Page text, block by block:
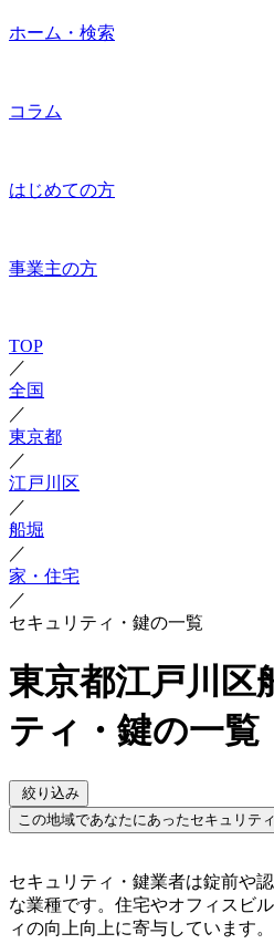
ホーム・検索
コラム
はじめての方
事業主の方
TOP
／
全国
／
東京都
／
江戸川区
／
船堀
／
家・住宅
／
セキュリティ・鍵の一覧
東京都江戸川区
ティ・鍵の一覧
絞り込み
この地域であなたにあったセキュリテ
セキュリティ・鍵業者は錠前や
な業種です。住宅やオフィスビ
ィの向上向上に寄与しています。